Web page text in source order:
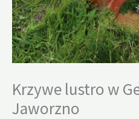
Krzywe lustro w
Jaworzno